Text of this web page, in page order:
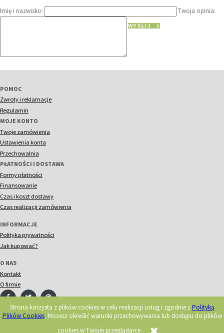
Strona korzysta z plików cookies w celu realizacji usług i zgodnie zPolityką
Plików Cookies. Możesz określić warunki przechowywania lub dostępu do plików
cookies w Twojej przeglądarce.
Imię i nazwisko: Twoja opinia:
WYŚLIJ
POMOC
Zwroty i reklamacje
Regulamin
MOJE KONTO
Twoje zamówienia
Ustawienia konta
Przechowalnia
PŁATNOŚCI I DOSTAWA
Formy płatności
Finansowanie
Czas i koszt dostawy
Czas realizacji zamówienia
INFORMACJE
Polityka prywatności
Jak kupować?
O NAS
Kontakt
O firmie
© 2018 Acorn. Wszelkie prawa zastrzeżone.